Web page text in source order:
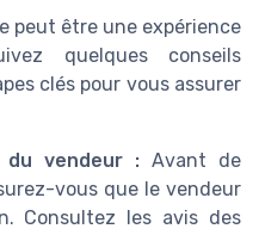
peut être une expérience
quelques conseils
clés pour vous assurer
vendeur : Avant de
vous que le vendeur
Consultez les avis des